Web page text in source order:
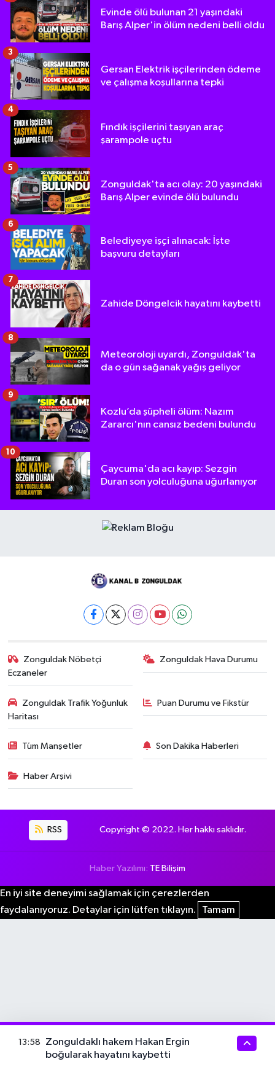
Evinde ölü bulunan 21 yaşındaki
Barış Alper'in ölüm nedeni belli oldu
Gersan Elektrik işçilerinden ödeme
ve çalışma koşullarına tepki
3
Fındık işçilerini taşıyan araç
şarampole uçtu
4
Zonguldak'ta acı olay: 20 yaşındaki
Barış Alper evinde ölü bulundu
5
Belediyeye işçi alınacak: İşte
başvuru detayları
6
Zahide Döngelcik hayatını kaybetti
7
Meteoroloji uyardı, Zonguldak'ta
da o gün sağanak yağış geliyor
8
Kozlu’da şüpheli ölüm: Nazım
Zararcı'nın cansız bedeni bulundu
9
Çaycuma'da acı kayıp: Sezgin
Duran son yolculuğuna uğurlanıyor
10
Zonguldak Nöbetçi
Eczaneler
Zonguldak Hava Durumu
Zonguldak Trafik Yoğunluk
Haritası
Puan Durumu ve Fikstür
Tüm Manşetler Son Dakika Haberleri
Haber Arşivi
RSS Copyright © 2022. Her hakkı saklıdır.
Haber Yazılımı: TE Bilişim
En iyi site deneyimi sağlamak için çerezlerden
faydalanıyoruz. Detaylar için lütfen tıklayın.
Tamam
13:58
Zonguldaklı hakem Hakan Ergin
boğularak hayatını kaybetti